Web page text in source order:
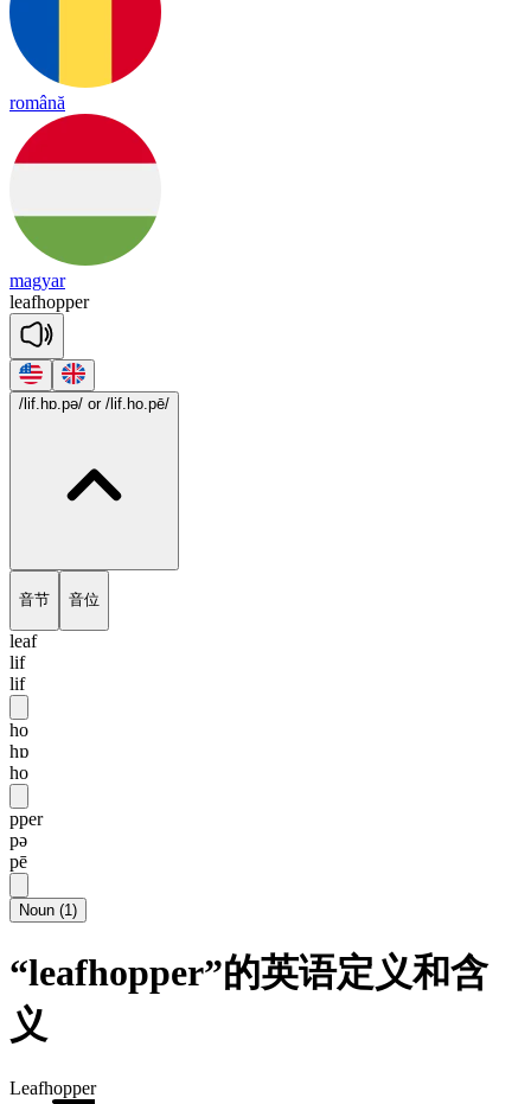
română
magyar
leafhopper
/lif.hɒ.pə/ or /lif.ho.pē/
音节 音位
leaf
lif
lif
ho
hɒ
ho
pper
pə
pē
Noun (1)
“leafhopper”的英语定义和含
义
Leafhopper